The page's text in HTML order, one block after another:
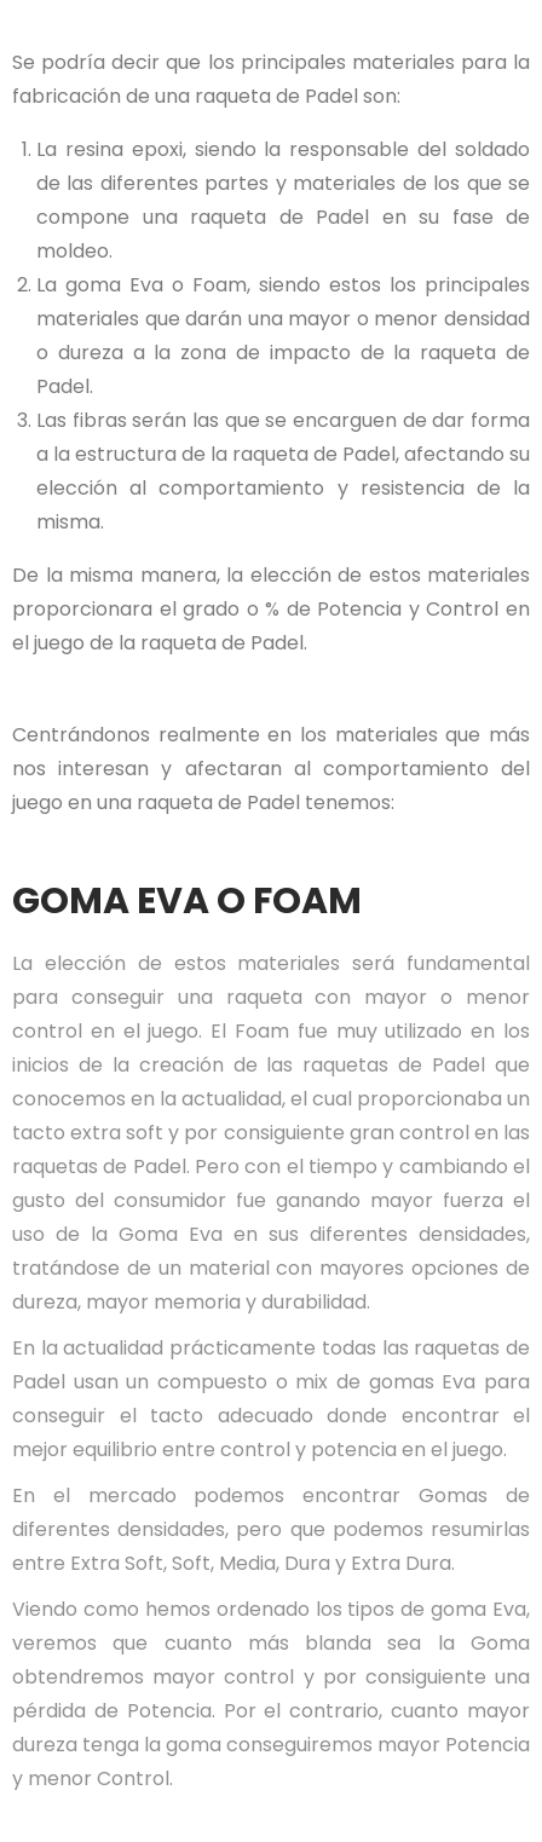
Se podría decir que los principales materiales para la
fabricación de una raqueta de Padel son:
La resina epoxi, siendo la responsable del soldado
de las diferentes partes y materiales de los que se
compone una raqueta de Padel en su fase de
moldeo.
La goma Eva o Foam, siendo estos los principales
materiales que darán una mayor o menor densidad
o dureza a la zona de impacto de la raqueta de
Padel.
Las fibras serán las que se encarguen de dar forma
a la estructura de la raqueta de Padel, afectando su
elección al comportamiento y resistencia de la
misma.
De la misma manera, la elección de estos materiales
proporcionara el grado o % de Potencia y Control en
el juego de la raqueta de Padel.
Centrándonos realmente en los materiales que más
nos interesan y afectaran al comportamiento del
juego en una raqueta de Padel tenemos:
GOMA EVA O FOAM
La elección de estos materiales será fundamental
para conseguir una raqueta con mayor o menor
control en el juego. El Foam fue muy utilizado en los
inicios de la creación de las raquetas de Padel que
conocemos en la actualidad, el cual proporcionaba un
tacto extra soft y por consiguiente gran control en las
raquetas de Padel. Pero con el tiempo y cambiando el
gusto del consumidor fue ganando mayor fuerza el
uso de la Goma Eva en sus diferentes densidades,
tratándose de un material con mayores opciones de
dureza, mayor memoria y durabilidad.
En la actualidad prácticamente todas las raquetas de
Padel usan un compuesto o mix de gomas Eva para
conseguir el tacto adecuado donde encontrar el
mejor equilibrio entre control y potencia en el juego.
En el mercado podemos encontrar Gomas de
diferentes densidades, pero que podemos resumirlas
entre Extra Soft, Soft, Media, Dura y Extra Dura.
Viendo como hemos ordenado los tipos de goma Eva,
veremos que cuanto más blanda sea la Goma
obtendremos mayor control y por consiguiente una
pérdida de Potencia. Por el contrario, cuanto mayor
dureza tenga la goma conseguiremos mayor Potencia
y menor Control.